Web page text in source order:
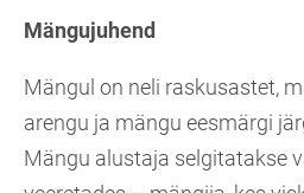
Mängujuhend
Mängul on neli raskusastet,
arengu ja mängu eesmärgi
Mängu alustaja selgitatakse